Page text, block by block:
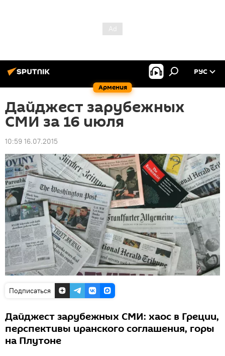
Армения
РУС
Дайджест зарубежных
СМИ за 16 июля
10:59 16.07.2015
Подписаться
Дайджест зарубежных СМИ: хаос в Греции,
перспективы иранского соглашения, горы
на Плутоне